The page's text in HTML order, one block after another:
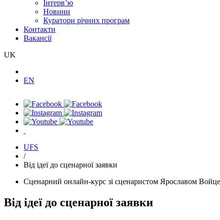
Інтерв’ю
Новини
Куратори річних програм
Контакти
Вакансії
UK
EN
UFS
/
Від ідеї до сценарної заявки
Сценарний онлайн-курс зі сценаристом Ярославом
Від ідеї до сценарної заявки